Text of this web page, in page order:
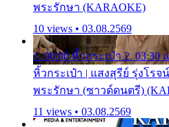
พระรักษา (KARAOKE)
10 views • 03.08.2569
1. 00:00 หิ้วกระเป๋า 2. 03:30
หิ้วกระเป๋า | แสงสุรีย์ รุ่งโรจ
พระรักษา (ซาวด์ดนตรี)
11 views • 03.08.2569